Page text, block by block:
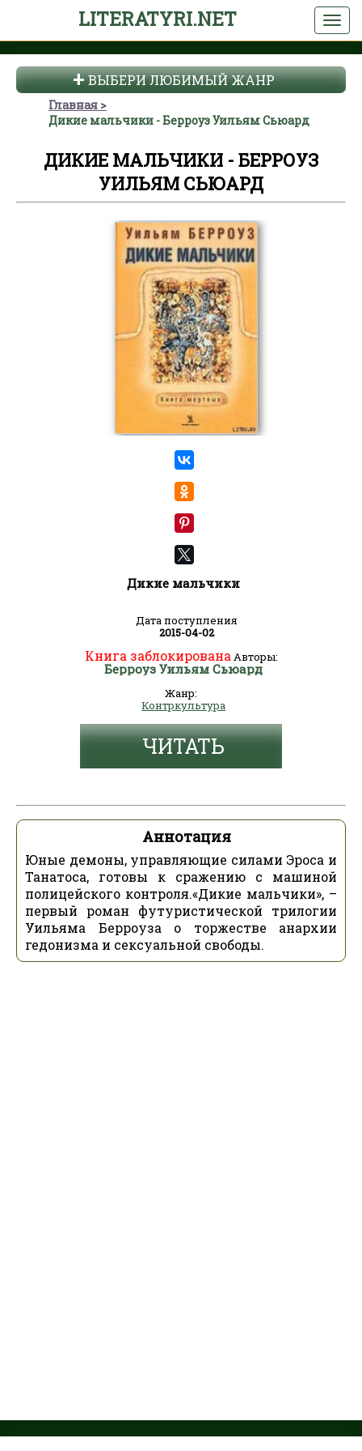
LITERATYRI.NET
ВЫБЕРИ ЛЮБИМЫЙ ЖАНР
Главная
Дикие мальчики - Берроуз Уильям Сьюард
ДИКИЕ МАЛЬЧИКИ - БЕРРОУЗ
УИЛЬЯМ СЬЮАРД
Дикие мальчики
Дата поступления
2015-04-02
Книга заблокированаАвторы:
Берроуз Уильям Сьюард
Жанр:
Контркультура
ЧИТАТЬ
Аннотация
Юные демоны, управляющие силами Эроса и
Танатоса, готовы к сражению с машиной
полицейского контроля.«Дикие мальчики», –
первый роман футуристической трилогии
Уильяма Берроуза о торжестве анархии
гедонизма и сексуальной свободы.